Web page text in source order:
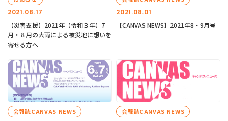
2021.08.17
【災害支援】2021年（令和３年）7
月・８月の大雨による被災地に想いを
寄せる方へ
2021.08.01
【CANVAS NEWS】2021年8・9月号
会報誌CANVAS NEWS 会報誌CANVAS NEWS